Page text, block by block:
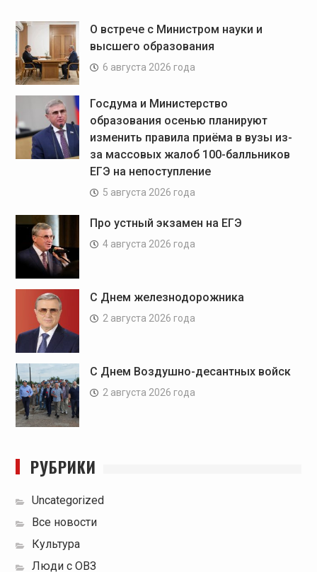
О встрече с Министром науки и
высшего образования
6 августа 2026 года
Госдума и Министерство
образования осенью планируют
изменить правила приёма в вузы из-
за массовых жалоб 100-балльников
ЕГЭ на непоступление
5 августа 2026 года
Про устный экзамен на ЕГЭ
4 августа 2026 года
С Днем железнодорожника
2 августа 2026 года
С Днем Воздушно-десантных войск
2 августа 2026 года
РУБРИКИ
Uncategorized
Все новости
Культура
Люди с ОВЗ